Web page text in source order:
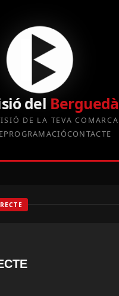
del Berguedà
DE LA TEVA COMARCA
PROGRAMACIÓCONTACTE